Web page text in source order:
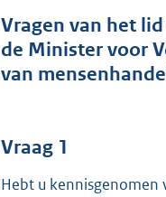
Vragen van het
de Minister voor
van
Vraag 1
Hebt u kennisgenomen